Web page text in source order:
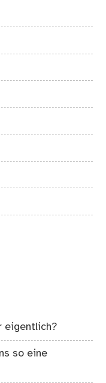
eigentlich?
so eine